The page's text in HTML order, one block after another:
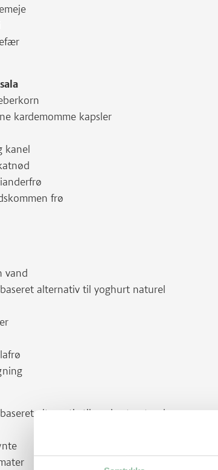
kardemomme kapsler
kanel
frø
vand
alternativ til yoghurt naturel
alternativ til yoghurt naturel